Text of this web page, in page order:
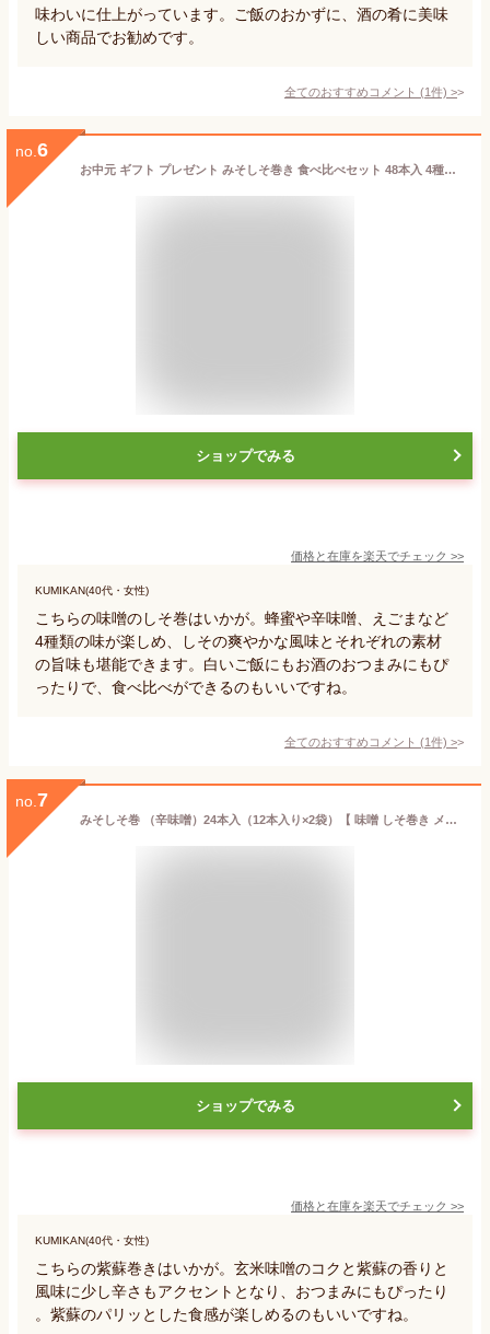
味わいに仕上がっています。ご飯のおかずに、酒の肴に美味
しい商品でお勧めです。
全てのおすすめコメント (1件) >
no. 6
お中元 ギフト プレゼント みそしそ巻き 食べ比べセット 48本入 4種詰め合わせ（ 蜂蜜 辛味噌 えごま 酒粕 を各1袋）【 送料無料 宅配便 産直 ご飯のお供 お酒 おつまみ 家飲み 宅飲み おつまみ 肴 珍味 味噌しそ巻き 紫蘇巻き 東北 福島】 FP
ショップでみる
価格と在庫を楽天でチェック >>
KUMIKAN(40代・女性)
こちらの味噌のしそ巻はいかが。蜂蜜や辛味噌、えごまなど
4種類の味が楽しめ、しその爽やかな風味とそれぞれの素材
の旨味も堪能できます。白いご飯にもお酒のおつまみにもぴ
ったりで、食べ比べができるのもいいですね。
全てのおすすめコメント (1件) >
no. 7
みそしそ巻 （辛味噌）24本入（12本入り×2袋）【 味噌 しそ巻き メール便 送料無料 産直 ご飯のお供 お取り寄せ おかず お惣菜 お試し おつまみ 食べ物 税別 1000円 ポッキリ 買い回り 買いまわり ポイント消化 東北 福島 応援 】KM FP 10p
ショップでみる
価格と在庫を楽天でチェック >>
KUMIKAN(40代・女性)
こちらの紫蘇巻きはいかが。玄米味噌のコクと紫蘇の香りと
風味に少し辛さもアクセントとなり、おつまみにもぴったり
。紫蘇のパリッとした食感が楽しめるのもいいですね。